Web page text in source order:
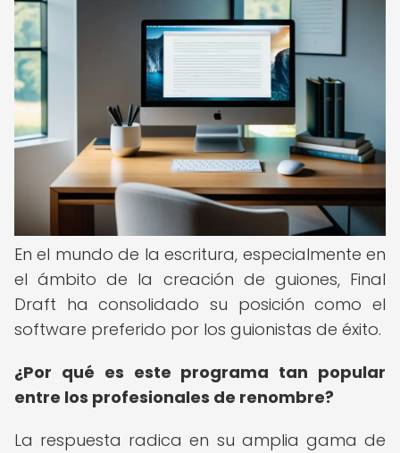
En el mundo de la escritura, especialmente en
el ámbito de la creación de guiones, Final
Draft ha consolidado su posición como el
software preferido por los guionistas de éxito.
¿Por qué es este programa tan popular
entre los profesionales de renombre?
La respuesta radica en su amplia gama de